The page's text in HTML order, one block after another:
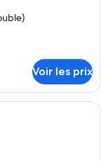
Voir les prix
à coucher